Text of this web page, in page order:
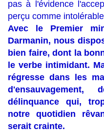
pas à l'évidence
perçu comme
Avec le Premier
Darmanin, nous
bien faire, dont la
le verbe intimidant.
régresse dans les
délinquance qui,
notre quotidien
serait crainte.